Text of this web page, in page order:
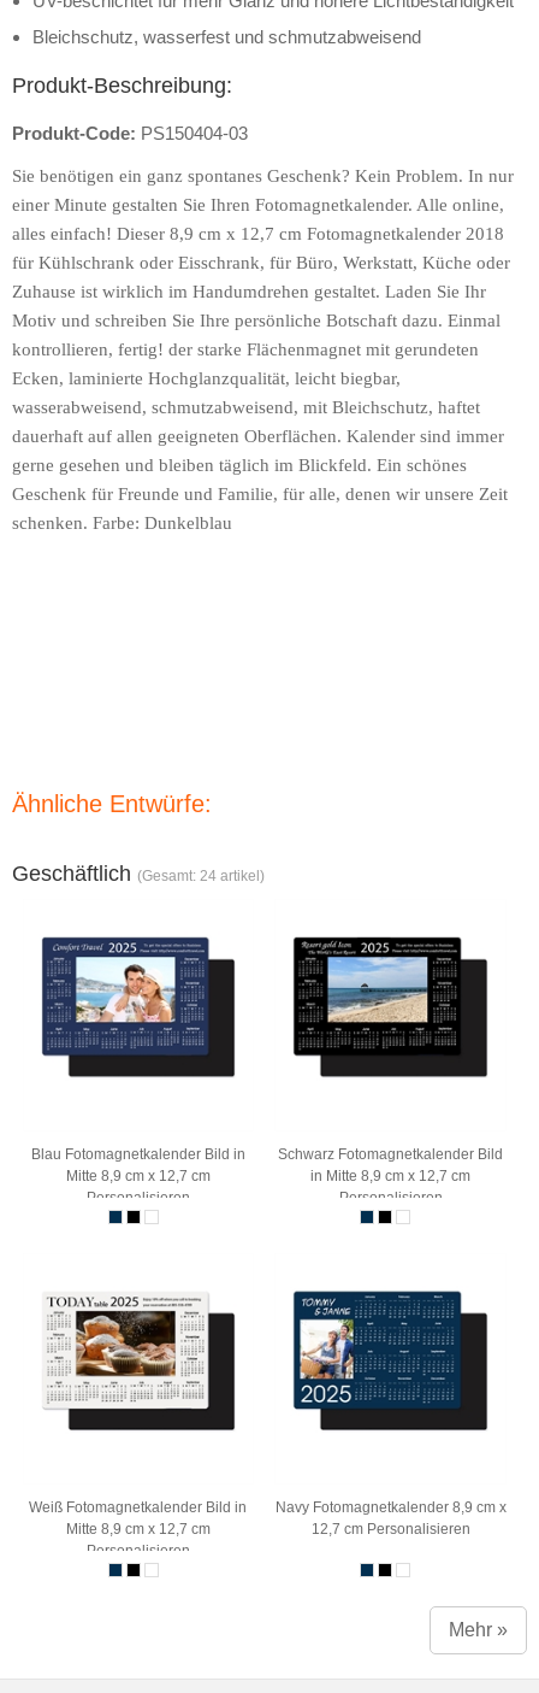
Bleichschutz, wasserfest und schmutzabweisend
Produkt-Beschreibung:
Produkt-Code: PS150404-03
Sie benötigen ein ganz spontanes Geschenk? Kein Problem. In nur
einer Minute gestalten Sie Ihren Fotomagnetkalender. Alle online,
alles einfach! Dieser 8,9 cm x 12,7 cm Fotomagnetkalender 2018
für Kühlschrank oder Eisschrank, für Büro, Werkstatt, Küche oder
Zuhause ist wirklich im Handumdrehen gestaltet. Laden Sie Ihr
Motiv und schreiben Sie Ihre persönliche Botschaft dazu. Einmal
kontrollieren, fertig! der starke Flächenmagnet mit gerundeten
Ecken, laminierte Hochglanzqualität, leicht biegbar,
wasserabweisend, schmutzabweisend, mit Bleichschutz, haftet
dauerhaft auf allen geeigneten Oberflächen. Kalender sind immer
gerne gesehen und bleiben täglich im Blickfeld. Ein schönes
Geschenk für Freunde und Familie, für alle, denen wir unsere Zeit
schenken. Farbe: Dunkelblau
Ähnliche Entwürfe:
Geschäftlich (Gesamt: 24 artikel)
Blau Fotomagnetkalender Bild in
Mitte 8,9 cm x 12,7 cm
Personalisieren
Schwarz Fotomagnetkalender Bild
in Mitte 8,9 cm x 12,7 cm
Personalisieren
Weiß Fotomagnetkalender Bild in
Mitte 8,9 cm x 12,7 cm
Personalisieren
Navy Fotomagnetkalender 8,9 cm x
12,7 cm Personalisieren
Mehr »